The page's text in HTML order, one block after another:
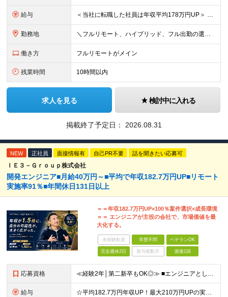
給与 ＜当社に転職した社員は年収平均178万円UP＞ 月給45万円～120万円＋賞与＋各手当 ※経験・能力などを考慮の上、決定します ※案件の契約内容（月単金など）や昇給、賞与額はすべてシステム上で開示し
勤務地 ＼フルリモート、ハイブリッド、フル出勤の選択可＆帰社日なし／ 【下記エリアを中心とするクライアント先または自宅にて勤務】 ■首都圏：東京・埼玉・千葉・神奈川 ■関西：大阪・兵庫・京都・滋賀・奈良・和
働き方 フルリモートがメイン
残業時間 10時間以内
求人を見る 検討中に入れる
掲載終了予定日： 2026.08.31
NEW 正社員 面接情報有 自己PR不要 話を聞きたい応募可
ＩＥ３－Ｇｒｏｕｐ株式会社
開発エンジニア■月給40万円～■平均で年収182.7万円UP■リモート
実施率91％■年間休⽇131⽇以上
＝＝年収182.7万円UP×100％案件選択×成長環境
＝＝ エンジニアが主役の会社で、市場価値を最
大化する。
未経験歓迎 学歴不問 ベテランOK
完全週休2日 賞与複数月 面接1回
応募資格 ≪経験2年│第二新卒もOK◎≫ ■エンジニアとして実務経験をお持ちの方（2年以上） ■学歴不問 ＼意欲重視の採用です／ 「経歴に自信がない」という方も、 "今後挑戦したいこと""スキルアップしたいこ
給与 ☆平均182.7万円年収UP！最大210万円UPの実績もあり ☆スキルにより月給100万円スタートも可能◎ 月給40万円～100万円＋決算賞与＋各種手当 ～給与イメージ～ ■経験2年以上…月給40